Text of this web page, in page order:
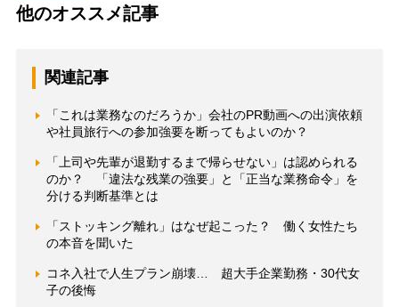
他のオススメ記事
関連記事
「これは業務なのだろうか」会社のPR動画への出演依頼
や社員旅行への参加強要を断ってもよいのか？
「上司や先輩が退勤するまで帰らせない」は認められる
のか？ 「違法な残業の強要」と「正当な業務命令」を
分ける判断基準とは
「ストッキング離れ」はなぜ起こった？ 働く女性たち
の本音を聞いた
コネ入社で人生プラン崩壊… 超大手企業勤務・30代女
子の後悔